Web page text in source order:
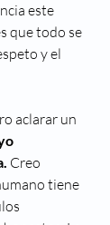
este
que todo se
y el
aclarar un
Creo
tiene